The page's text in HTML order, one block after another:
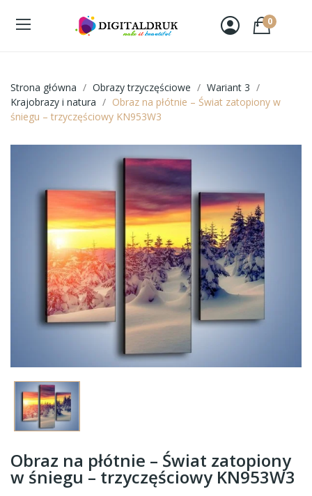
0
Strona główna Obrazy trzyczęściowe
Wariant 3
Krajobrazy i natura
Obraz na płótnie – Świat zatopiony w
śniegu – trzyczęściowy KN953W3
Obraz na płótnie – Świat zatopiony
w śniegu – trzyczęściowy KN953W3